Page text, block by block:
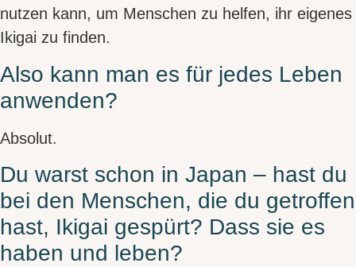
nutzen kann, um Menschen zu helfen, ihr eigenes
Ikigai zu finden.
Also kann man es für jedes Leben
anwenden?
Absolut.
Du warst schon in Japan – hast du
bei den Menschen, die du getroffen
hast, Ikigai gespürt? Dass sie es
haben und leben?